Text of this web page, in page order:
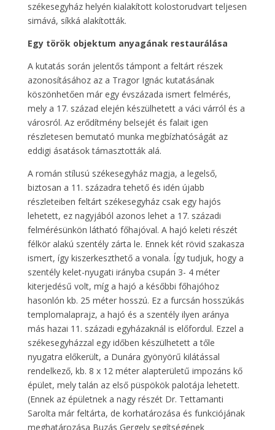
székesegyház helyén kialakított kolostorudvart teljesen
simává, síkká alakították.
Egy török objektum anyagának restaurálása
A kutatás során jelentős támpont a feltárt részek
azonosításához az a Tragor Ignác kutatásának
köszönhetően már egy évszázada ismert felmérés,
mely a 17. század elején készülhetett a váci várról és a
városról. Az erődítmény belsejét és falait igen
részletesen bemutató munka megbízhatóságát az
eddigi ásatások támasztották alá.
A román stílusú székesegyház magja, a legelső,
biztosan a 11. századra tehető és idén újabb
részleteiben feltárt székesegyház csak egy hajós
lehetett, ez nagyjából azonos lehet a 17. századi
felmérésünkön látható főhajóval. A hajó keleti részét
félkör alakú szentély zárta le. Ennek két rövid szakasza
ismert, így kiszerkeszthető a vonala. Így tudjuk, hogy a
szentély kelet-nyugati irányba csupán 3- 4 méter
kiterjedésű volt, míg a hajó a későbbi főhajóhoz
hasonlón kb. 25 méter hosszú. Ez a furcsán hosszúkás
templomalaprajz, a hajó és a szentély ilyen aránya
más hazai 11. századi egyházaknál is előfordul. Ezzel a
székesegyházzal egy időben készülhetett a tőle
nyugatra előkerült, a Dunára gyönyörű kilátással
rendelkező, kb. 8 x 12 méter alapterületű impozáns kő
épület, mely talán az első püspökök palotája lehetett.
(Ennek az épületnek a nagy részét Dr. Tettamanti
Sarolta már feltárta, de korhatározása és funkciójának
meghatározása Buzás Gergely segítségének